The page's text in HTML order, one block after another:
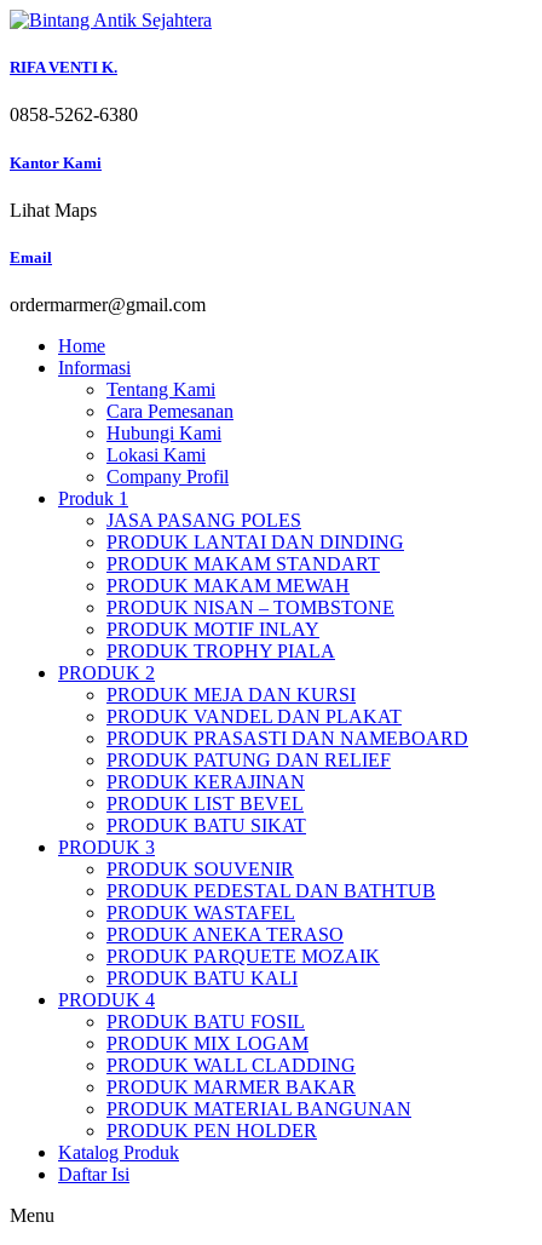
Skip
content
RIFA VENTI K.
0858-5262-6380
Kantor Kami
Lihat Maps
Email
ordermarmer@gmail.com
Home
Informasi
Tentang Kami
Cara Pemesanan
Hubungi Kami
Lokasi Kami
Company Profil
Produk 1
JASA PASANG POLES
PRODUK LANTAI DAN DINDING
PRODUK MAKAM STANDART
PRODUK MAKAM MEWAH
PRODUK NISAN – TOMBSTONE
PRODUK MOTIF INLAY
PRODUK TROPHY PIALA
PRODUK 2
PRODUK MEJA DAN KURSI
PRODUK VANDEL DAN PLAKAT
PRODUK PRASASTI DAN NAMEBOARD
PRODUK PATUNG DAN RELIEF
PRODUK KERAJINAN
PRODUK LIST BEVEL
PRODUK BATU SIKAT
PRODUK 3
PRODUK SOUVENIR
PRODUK PEDESTAL DAN BATHTUB
PRODUK WASTAFEL
PRODUK ANEKA TERASO
PRODUK PARQUETE MOZAIK
PRODUK BATU KALI
PRODUK 4
PRODUK BATU FOSIL
PRODUK MIX LOGAM
PRODUK WALL CLADDING
PRODUK MARMER BAKAR
PRODUK MATERIAL BANGUNAN
PRODUK PEN HOLDER
Katalog Produk
Daftar Isi
Menu